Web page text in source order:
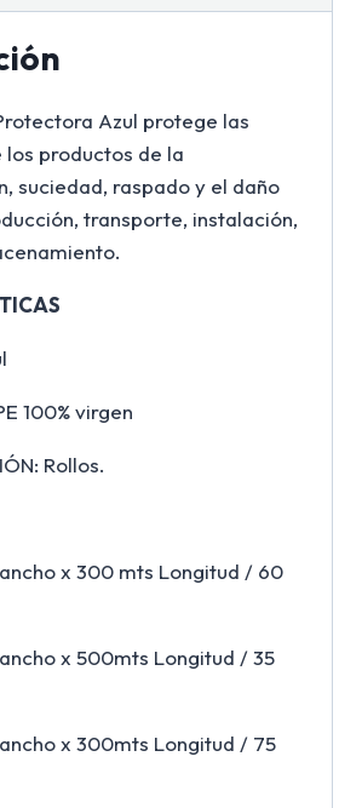
Azul protege las
productos de la
suciedad, raspado y el daño
transporte, instalación,
100% virgen
Rollos.
x 300 mts Longitud / 60
x 500mts Longitud / 35
x 300mts Longitud / 75